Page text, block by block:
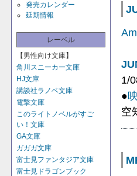
発売カレンダー
延期情報
レーベル
【男性向け文庫】
角川スニーカー文庫
HJ文庫
講談社ラノベ文庫
電撃文庫
このライトノベルがすご
い！文庫
GA文庫
ガガガ文庫
富士見ファンタジア文庫
富士見ドラゴンブック
1/
●
空